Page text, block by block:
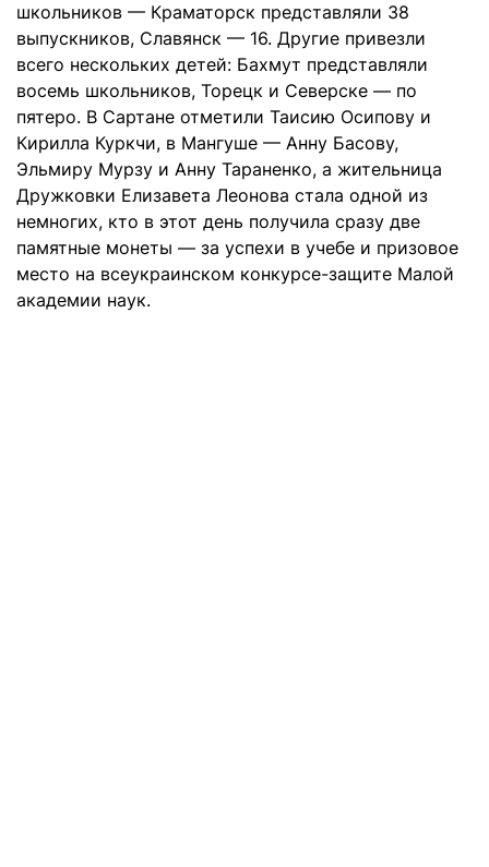
школьников — Краматорск представляли 38
выпускников, Славянск — 16. Другие привезли
всего нескольких детей: Бахмут представляли
восемь школьников, Торецк и Северске — по
пятеро. В Сартане отметили Таисию Осипову и
Кирилла Куркчи, в Мангуше — Анну Басову,
Эльмиру Мурзу и Анну Тараненко, а жительница
Дружковки Елизавета Леонова стала одной из
немногих, кто в этот день получила сразу две
памятные монеты — за успехи в учебе и призовое
место на всеукраинском конкурсе-защите Малой
академии наук.